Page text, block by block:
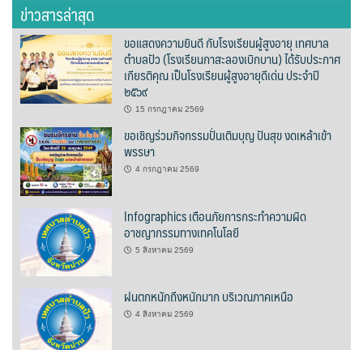
ตูบฮิมโต้งโฮมสเตย์
นครน่านอพาร์ทเม้น
นะลาวิวรีสอร์ท
นาต้นบัวโฮมสเตย์
น่านปัว รีสอร์ท
นาเหล่า เก๊าสลี โฮมสเตย์
นาไผ่ปัววิว
บวกบัววิวรีสอร์ท
บ้านกังหัน @ ปัวคอทเทจ
ข่าวสารล่าสุด
ขอแสดงความยินดี กับโรงเรียนผู้สูงอายุ เทศบาล
ตำบลปัว (โรงเรียนกาสะลองเบิกบาน) ได้รับประกาศ
เกียรติคุณ เป็นโรงเรียนผู้สูงอายุดีเด่น ประจำปี
๒๕๖๙
15 กรกฎาคม 2569
ขอเชิญร่วมกิจกรรมปั่นเติมบุญ ปันสุข งดเหล้าเข้า
พรรษา
4 กรกฎาคม 2569
Infographics เตือนภัยการกระทำความผิด
อาชญากรรมทางเทคโนโลยี
5 สิงหาคม 2569
ฝนตกหนักถึงหนักมาก บริเวณภาคเหนือ
4 สิงหาคม 2569